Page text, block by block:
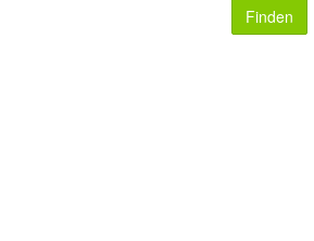
Finden